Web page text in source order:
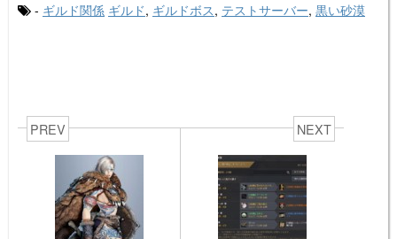
- ギルド関係 ギルド, ギルドボス, テストサーバー, 黒い砂漠
PREV NEXT